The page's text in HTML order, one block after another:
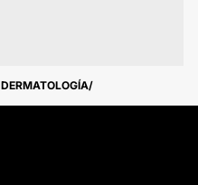
DERMATOLOGÍA